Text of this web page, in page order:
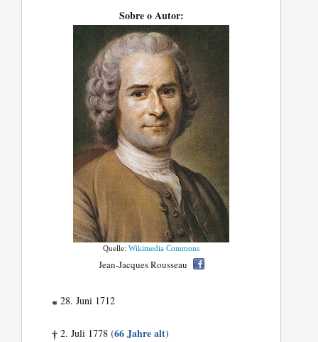
Sobre o Autor:
Quelle:Wikimedia Commons
Jean-Jacques Rousseau
* 28. Juni 1712
† 2. Juli 1778(66 Jahre alt)